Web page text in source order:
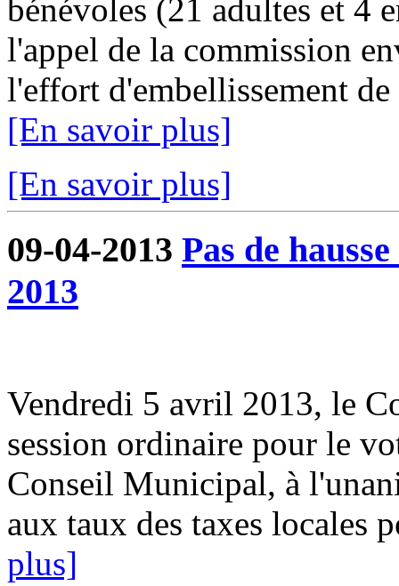
bénévoles (21 adultes et 4
l'appel de la commission
l'effort d'embellissement
[En savoir plus]
[En savoir plus]
09-04-2013 Pas de
2013
Vendredi 5 avril 2013, le
session ordinaire pour le
Conseil Municipal, à
aux taux des taxes locales
plus]